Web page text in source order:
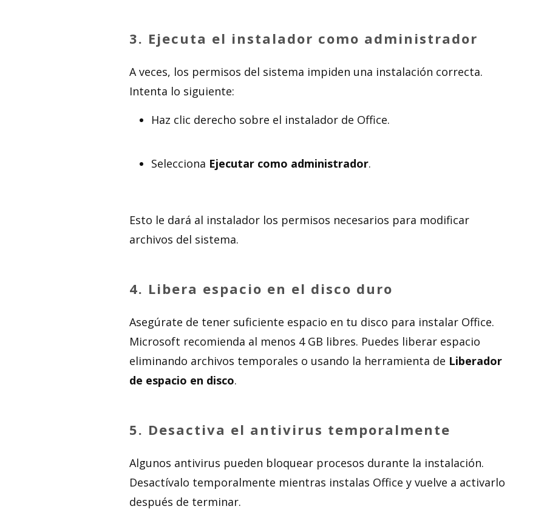
3. Ejecuta el instalador como administrador
A veces, los permisos del sistema impiden una instalación correcta.
Intenta lo siguiente:
Haz clic derecho sobre el instalador de Office.
Selecciona Ejecutar como administrador.
Esto le dará al instalador los permisos necesarios para modificar
archivos del sistema.
4. Libera espacio en el disco duro
Asegúrate de tener suficiente espacio en tu disco para instalar Office.
Microsoft recomienda al menos 4 GB libres. Puedes liberar espacio
eliminando archivos temporales o usando la herramienta de Liberador
de espacio en disco.
5. Desactiva el antivirus temporalmente
Algunos antivirus pueden bloquear procesos durante la instalación.
Desactívalo temporalmente mientras instalas Office y vuelve a activarlo
después de terminar.